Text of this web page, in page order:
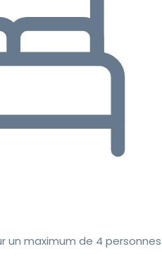
un maximum de 4 personnes